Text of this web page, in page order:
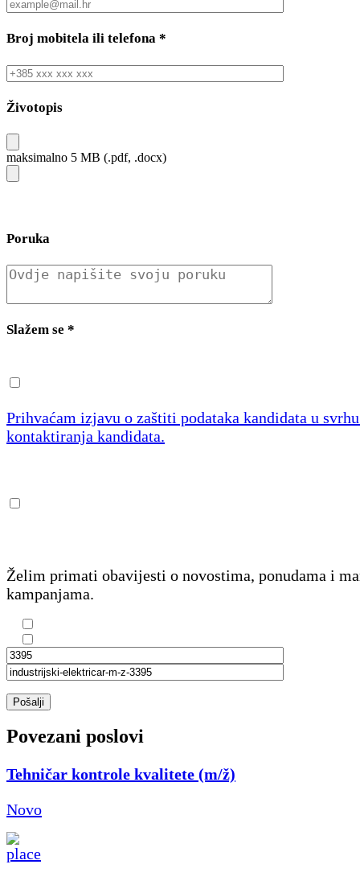
Broj mobitela ili telefona *
Životopis
maksimalno 5 MB (.pdf, .docx)
Poruka
Slažem se *
Prihvaćam izjavu o zaštiti podataka kandidata u
kontaktiranja kandidata.
Želim primati obavijesti o novostima, ponudama i
kampanjama.
Pošalji
Povezani poslovi
Tehničar kontrole kvalitete (m/ž)
Novo